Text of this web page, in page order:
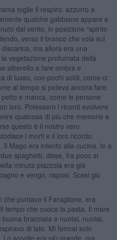
toglie il respiro: azzurro a
qualche gabbiano appare e
dal vento, in posizione “spirito
verso il branco che vola sul
ma allora era una
vegetazione profumata della
alberello a fare ombra e
di lusso, con pochi soldi, come ci
al tempo si poteva ancora fare.
e manca, come le persone
loro. Potessero i ricordi evolvere
qualcosa di più che memorie e
questo è il nostro vero
i morti e il loro ricordo.
Il Mago era intento alla cucina. Io a
spaghetti, disse, fra poco si
minuta piazzola era già
e vengo, risposi. Scesi giù
che puntavo il Faraglione, era
tempo che cuoce la pasta. Il mare
bracciata e nuotai, nuotai,
di lato. Mi fermai solo
scoglio era più grande, ma